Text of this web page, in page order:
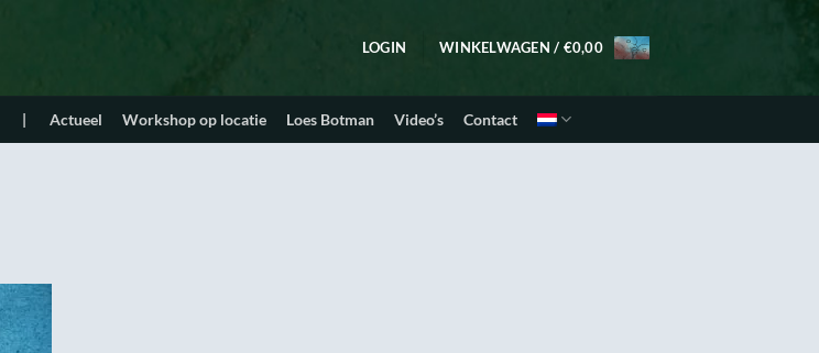
LOGIN WINKELWAGEN / €0,00
| Actueel Workshop op locatie Loes Botman Video’s Contact